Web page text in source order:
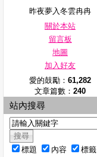
昨夜夢入冬雲冉冉
關於本站
留言板
地圖
加入好友
愛的鼓勵： 61,282
文章篇數： 240
站內搜尋
標題 內容 標籤